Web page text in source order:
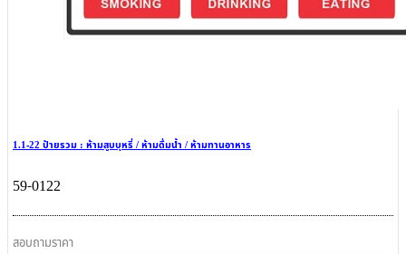
1.1-22 ป้ายรวม : ห้ามสูบบุหรี่ / ห้ามดื่มน้ำ / ห้ามทานอาหาร
59-0122
สอบถามราคา